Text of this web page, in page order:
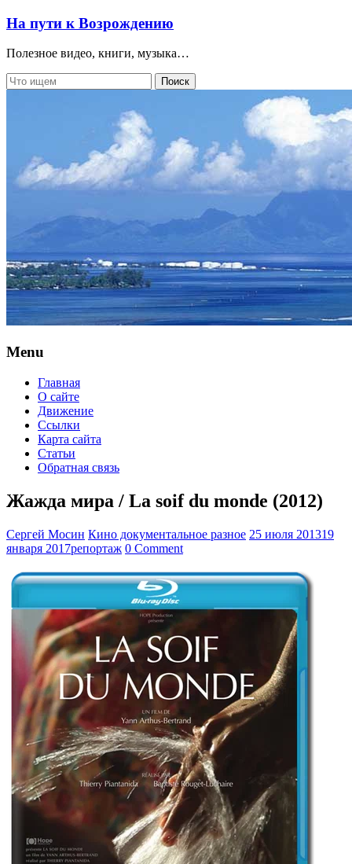
На пути к Возрождению
Полезное видео, книги, музыка…
Menu
Главная
О сайте
Движение
Ссылки
Карта сайта
Статьи
Обратная связь
Жажда мира / La soif du monde (2012)
Сергей Мосин Кино документальное разное 25 июля 201319
января 2017репортаж 0 Comment